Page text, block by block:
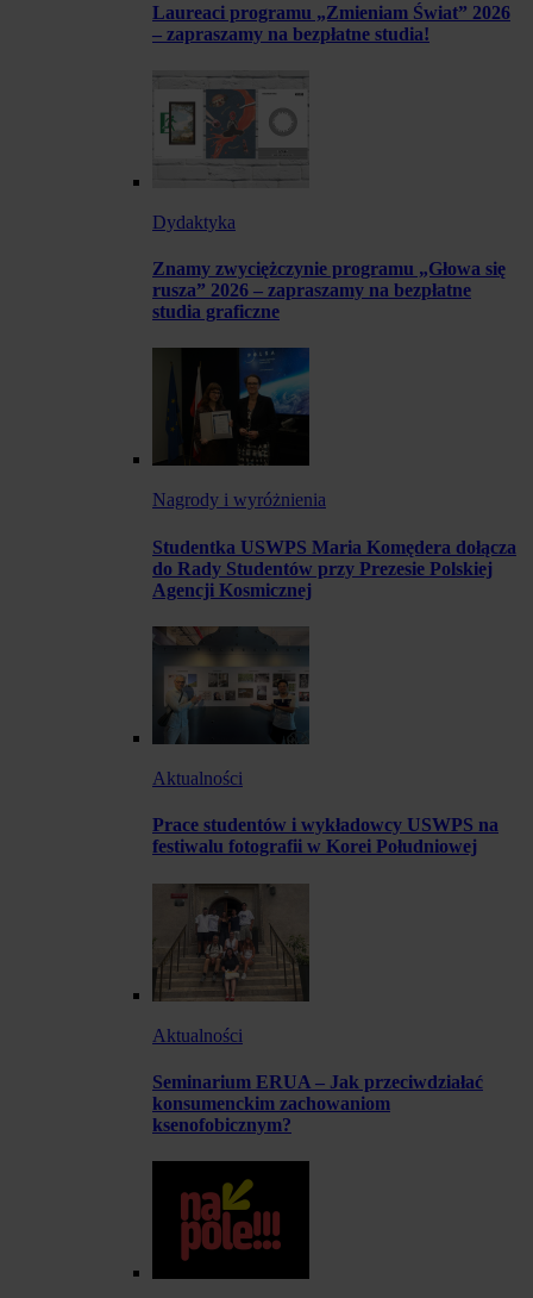
Laureaci programu „Zmieniam Świat” 2026
– zapraszamy na bezpłatne studia!
Dydaktyka
Znamy zwyciężczynie programu „Głowa się
rusza” 2026 – zapraszamy na bezpłatne
studia graficzne
Nagrody i wyróżnienia
Studentka USWPS Maria Komędera dołącza
do Rady Studentów przy Prezesie Polskiej
Agencji Kosmicznej
Aktualności
Prace studentów i wykładowcy USWPS na
festiwalu fotografii w Korei Południowej
Aktualności
Seminarium ERUA – Jak przeciwdziałać
konsumenckim zachowaniom
ksenofobicznym?